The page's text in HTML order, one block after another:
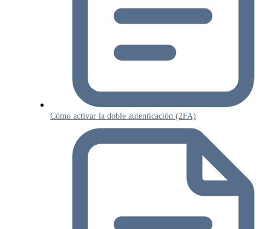
Cómo activar la doble autenticación (2FA)